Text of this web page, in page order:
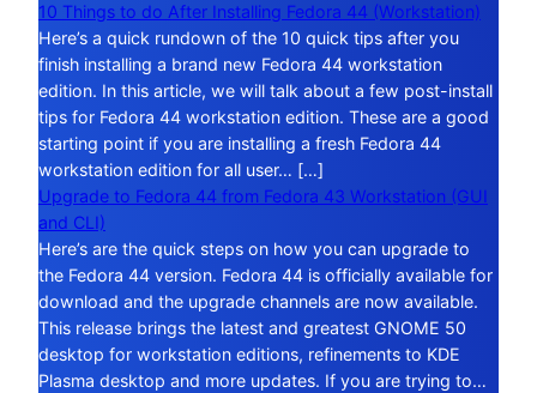
10 Things to do After Installing Fedora 44 (Workstation)
Here’s a quick rundown of the 10 quick tips after you
finish installing a brand new Fedora 44 workstation
edition. In this article, we will talk about a few post-install
tips for Fedora 44 workstation edition. These are a good
starting point if you are installing a fresh Fedora 44
workstation edition for all user… […]
Upgrade to Fedora 44 from Fedora 43 Workstation (GUI
and CLI)
Here’s are the quick steps on how you can upgrade to
the Fedora 44 version. Fedora 44 is officially available for
download and the upgrade channels are now available.
This release brings the latest and greatest GNOME 50
desktop for workstation editions, refinements to KDE
Plasma desktop and more updates. If you are trying to…